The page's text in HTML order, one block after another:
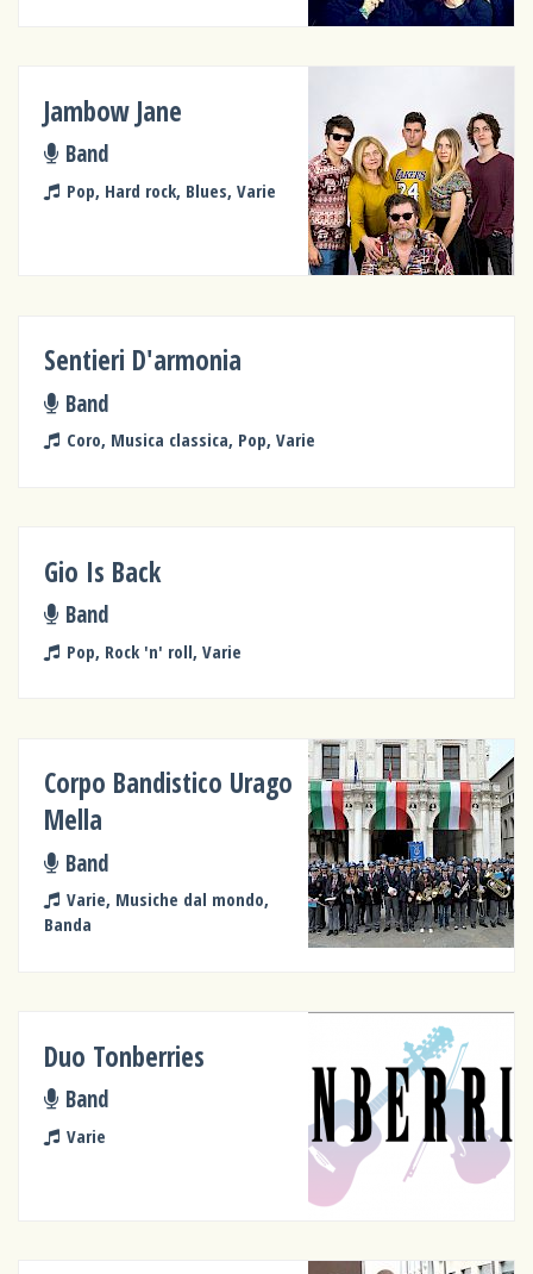
Jambow Jane
Band
Pop, Hard rock, Blues, Varie
Sentieri D'armonia
Band
Coro, Musica classica, Pop, Varie
Gio Is Back
Band
Pop, Rock 'n' roll, Varie
Corpo Bandistico Urago
Mella
Band
Varie, Musiche dal mondo,
Banda
Duo Tonberries
Band
Varie